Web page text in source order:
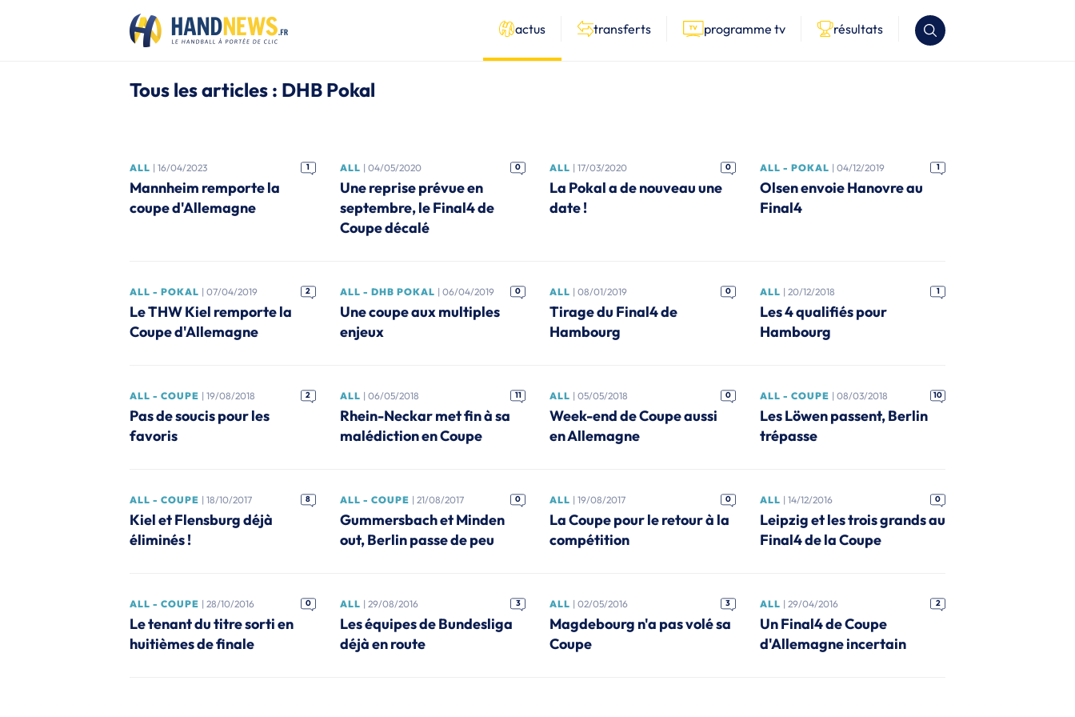
actus transferts programme tv résultats
Tous les articles : DHB Pokal
ALL | 16/04/2023 1
Mannheim remporte la
coupe d'Allemagne
ALL | 04/05/2020 0
Une reprise prévue en
septembre, le Final4 de
Coupe décalé
ALL | 17/03/2020 0
La Pokal a de nouveau une
date !
ALL - POKAL | 04/12/2019 1
Olsen envoie Hanovre au
Final4
ALL - POKAL | 07/04/2019 2
Le THW Kiel remporte la
Coupe d'Allemagne
ALL - DHB POKAL | 06/04/2019 0
Une coupe aux multiples
enjeux
ALL | 08/01/2019 0
Tirage du Final4 de
Hambourg
ALL | 20/12/2018 1
Les 4 qualifiés pour
Hambourg
ALL - COUPE | 19/08/2018 2
Pas de soucis pour les
favoris
ALL | 06/05/2018 11
Rhein-Neckar met fin à sa
malédiction en Coupe
ALL | 05/05/2018 0
Week-end de Coupe aussi
en Allemagne
ALL - COUPE | 08/03/2018 10
Les Löwen passent, Berlin
trépasse
ALL - COUPE | 18/10/2017 8
Kiel et Flensburg déjà
éliminés !
ALL - COUPE | 21/08/2017 0
Gummersbach et Minden
out, Berlin passe de peu
ALL | 19/08/2017 0
La Coupe pour le retour à la
compétition
ALL | 14/12/2016 0
Leipzig et les trois grands au
Final4 de la Coupe
ALL - COUPE | 28/10/2016 0
Le tenant du titre sorti en
huitièmes de finale
ALL | 29/08/2016 3
Les équipes de Bundesliga
déjà en route
ALL | 02/05/2016 3
Magdebourg n'a pas volé sa
Coupe
ALL | 29/04/2016 2
Un Final4 de Coupe
d'Allemagne incertain